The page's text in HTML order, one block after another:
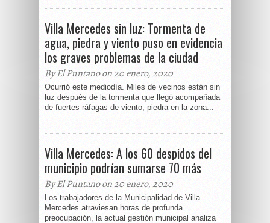
Villa Mercedes sin luz: Tormenta de
agua, piedra y viento puso en evidencia
los graves problemas de la ciudad
By El Puntano on 20 enero, 2020
Ocurrió este mediodía. Miles de vecinos están sin
luz después de la tormenta que llegó acompañada
de fuertes ráfagas de viento, piedra en la zona...
Villa Mercedes: A los 60 despidos del
municipio podrían sumarse 70 más
By El Puntano on 20 enero, 2020
Los trabajadores de la Municipalidad de Villa
Mercedes atraviesan horas de profunda
preocupación, la actual gestión municipal analiza